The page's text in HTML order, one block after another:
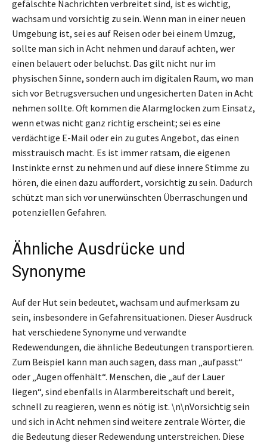
gefälschte Nachrichten verbreitet sind, ist es wichtig,
wachsam und vorsichtig zu sein. Wenn man in einer neuen
Umgebung ist, sei es auf Reisen oder bei einem Umzug,
sollte man sich in Acht nehmen und darauf achten, wer
einen belauert oder beluchst. Das gilt nicht nur im
physischen Sinne, sondern auch im digitalen Raum, wo man
sich vor Betrugsversuchen und ungesicherten Daten in Acht
nehmen sollte. Oft kommen die Alarmglocken zum Einsatz,
wenn etwas nicht ganz richtig erscheint; sei es eine
verdächtige E-Mail oder ein zu gutes Angebot, das einen
misstrauisch macht. Es ist immer ratsam, die eigenen
Instinkte ernst zu nehmen und auf diese innere Stimme zu
hören, die einen dazu auffordert, vorsichtig zu sein. Dadurch
schützt man sich vor unerwünschten Überraschungen und
potenziellen Gefahren.
Ähnliche Ausdrücke und
Synonyme
Auf der Hut sein bedeutet, wachsam und aufmerksam zu
sein, insbesondere in Gefahrensituationen. Dieser Ausdruck
hat verschiedene Synonyme und verwandte
Redewendungen, die ähnliche Bedeutungen transportieren.
Zum Beispiel kann man auch sagen, dass man „aufpasst“
oder „Augen offenhält“. Menschen, die „auf der Lauer
liegen“, sind ebenfalls in Alarmbereitschaft und bereit,
schnell zu reagieren, wenn es nötig ist. \n\nVorsichtig sein
und sich in Acht nehmen sind weitere zentrale Wörter, die
die Bedeutung dieser Redewendung unterstreichen. Diese